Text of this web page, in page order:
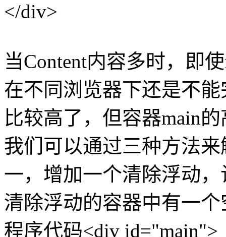
</div>
当Content内容多时，即
在不同浏览器下还是不
比较高了，但容器main
我们可以通过三种方法
一，增加一个清除浮动
清除浮动的容器中有一个
程序代码<div id="main">